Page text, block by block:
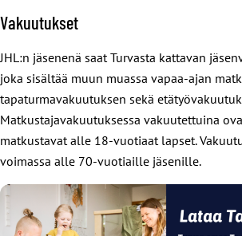
Vakuutukset
JHL:n jäsenenä saat Turvasta kattavan
joka sisältää muun muassa vapaa-ajan
tapaturmavakuutuksen sekä
Matkustajavakuutuksessa vakuutettuina
matkustavat alle 18-vuotiaat lapset.
voimassa alle 70-vuotiaille jäsenille.